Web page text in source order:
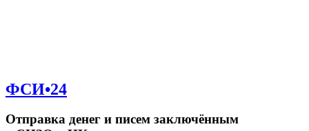
ФСИ•24
Отправка денег и писем заключённым